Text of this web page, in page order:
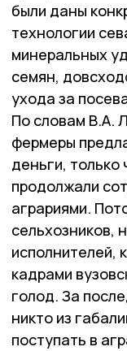
были даны
технологии
минеральных
семян,
ухода за
По словам В.А.
фермеры
деньги, только
продолжали
аграриями.
сельхозников,
исполнителей,
кадрами
голод. За
никто из
поступать в